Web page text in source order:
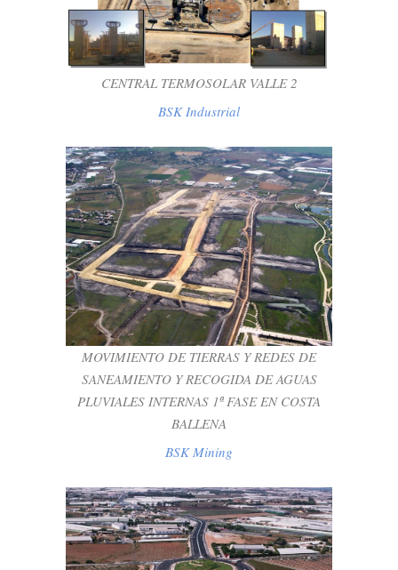
BSK Industrial
CENTRAL TERMOSOLAR VALLE 2
BSK Industrial
MOVIMIENTO DE TIERRAS Y REDES DE
SANEAMIENTO Y RECOGIDA DE AGUAS
PLUVIALES INTERNAS 1ª FASE EN
COSTA BALLENA
BSK Mining
MOVIMIENTO DE TIERRAS Y REDES DE
SANEAMIENTO Y RECOGIDA DE AGUAS
PLUVIALES INTERNAS 1ª FASE EN COSTA
BALLENA
BSK Mining